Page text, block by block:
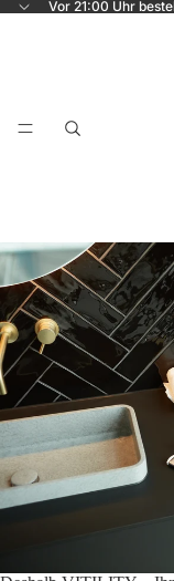
Vor 21:00 Uhr